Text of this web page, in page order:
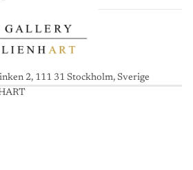
2, 111 31 Stockholm, Sverige